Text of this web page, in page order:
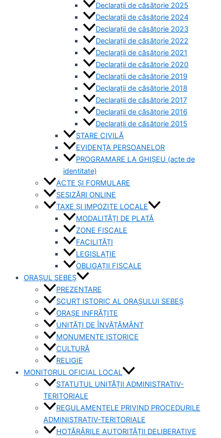
Declarații de căsătorie 2025
Declarații de căsătorie 2024
Declarații de căsătorie 2023
Declarații de căsătorie 2022
Declarații de căsătorie 2021
Declarații de căsătorie 2020
Declarații de căsătorie 2019
Declarații de căsătorie 2018
Declarații de căsătorie 2017
Declarații de căsătorie 2016
Declarații de căsătorie 2015
STARE CIVILĂ
EVIDENȚA PERSOANELOR
PROGRAMARE LA GHIȘEU (acte de
identitate)
ACTE ȘI FORMULARE
SESIZĂRI ONLINE
TAXE ȘI IMPOZITE LOCALE
MODALITĂȚI DE PLATĂ
ZONE FISCALE
FACILITĂȚI
LEGISLAȚIE
OBLIGAȚII FISCALE
ORAȘUL SEBEȘ
PREZENTARE
SCURT ISTORIC AL ORAȘULUI SEBEȘ
ORAȘE INFRĂȚITE
UNITĂȚI DE ÎNVĂȚĂMÂNT
MONUMENTE ISTORICE
CULTURĂ
RELIGIE
MONITORUL OFICIAL LOCAL
STATUTUL UNITĂȚII ADMINISTRATIV-
TERITORIALE
REGULAMENTELE PRIVIND PROCEDURILE
ADMINISTRATIV-TERITORIALE
HOTĂRÂRILE AUTORITĂȚII DELIBERATIVE